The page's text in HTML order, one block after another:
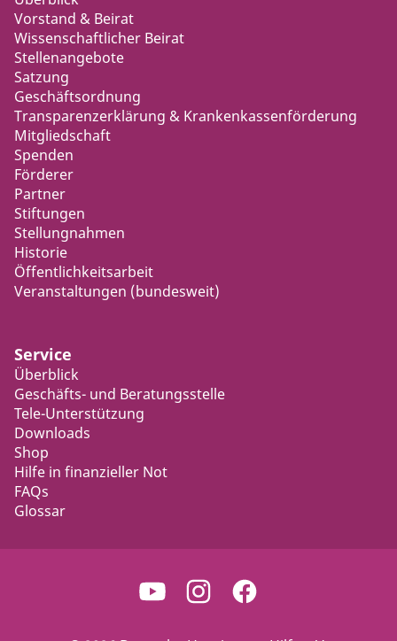
Vorstand & Beirat
Wissenschaftlicher Beirat
Stellenangebote
Satzung
Geschäftsordnung
Transparenzerklärung & Krankenkassenförderung
Mitgliedschaft
Spenden
Förderer
Partner
Stiftungen
Stellungnahmen
Historie
Öffentlichkeitsarbeit
Veranstaltungen (bundesweit)
Service
Überblick
Geschäfts- und Beratungsstelle
Tele-Unterstützung
Downloads
Shop
Hilfe in finanzieller Not
FAQs
Glossar